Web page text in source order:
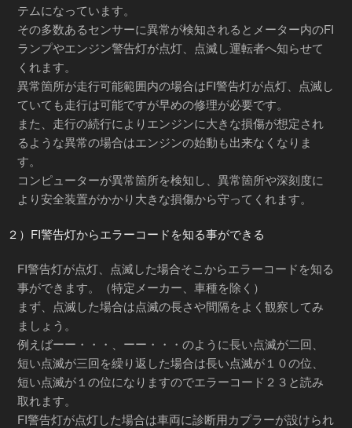
テムになっています。
その多数あるセンサーに異常が検知されるとメーター内のFI
ランプやエンジン警告灯が点灯、点滅し運転者へ知らせて
くれます。
異常箇所が走行可能範囲内の場合はFI警告灯が点灯、点滅し
ていても走行は可能ですが早めの修理が必要です。
また、走行の続行によりエンジンに大きな損傷が想定され
るような異常の場合はエンジンの始動も出来なくなりま
す。
コンピューターが異常箇所を検知し、異常箇所や深刻度に
より安全装置がかかり大きな損傷から守ってくれます。
２）FI警告灯からエラーコードを知る事ができる
FI警告灯が点灯、点滅した場合そこからエラーコードを知る
事ができます。（特定メーカー、車種を除く）
まず、点滅した場合は点滅の長さや間隔をよく観察してみ
ましょう。
例えばーー・・・、ーー・・・のように長い点滅が二回、
短い点滅が三回を繰り返した場合は長い点滅が１０の位、
短い点滅が１の位になりますのでエラーコード２３と読み
取れます。
FI警告灯が点灯した場合は車両に診断用カプラーが設けられ